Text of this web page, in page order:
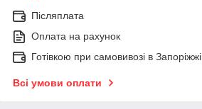
Післяплата
Оплата на рахунок
Готівкою при самовивозі в Запоріжжі
Всі умови оплати